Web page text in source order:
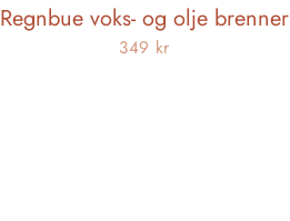
Regnbue voks- og olje brenner
349 kr